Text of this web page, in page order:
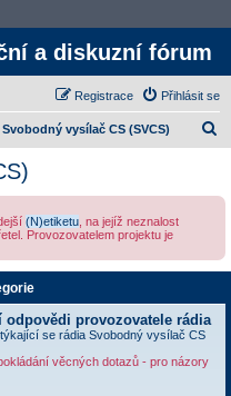
a diskuzní fórum
Přihlásit se
Registrace
Svobodný vysílač CS (SVCS)
t
(N)etiketu , na jejíž neznalost
Provozovatelem projektu je
provozovatele rádia
se rádia Svobodný vysílač CS
věcných dotazů - pro názory